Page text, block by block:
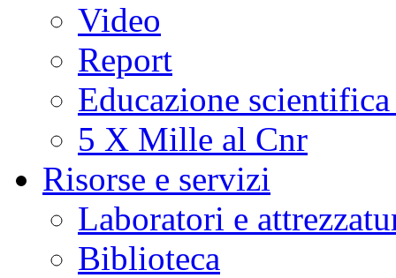
Video
Report
Educazione
5 X Mille al Cnr
Risorse e servizi
Laboratori e
Biblioteca